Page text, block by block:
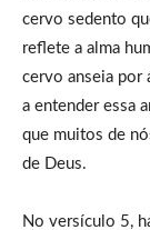
cervo sedento
reflete a alma
cervo anseia por
a entender essa
que muitos de
de Deus.
No versículo 5,